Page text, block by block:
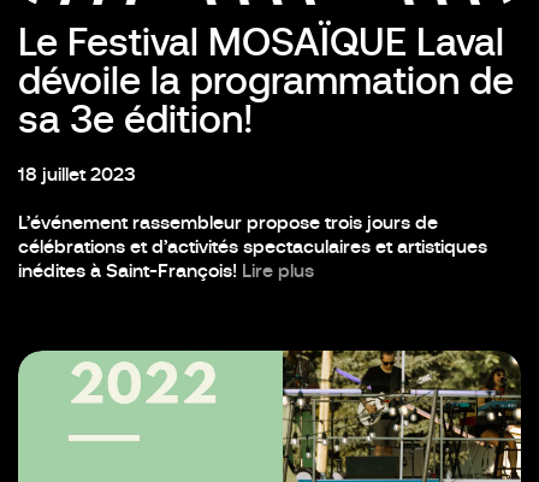
Le Festival MOSAÏQUE Laval
dévoile la programmation de
sa 3e édition!
18 juillet 2023
L’événement rassembleur propose trois jours de
célébrations et d’activités spectaculaires et artistiques
inédites à Saint-François! Lire plus